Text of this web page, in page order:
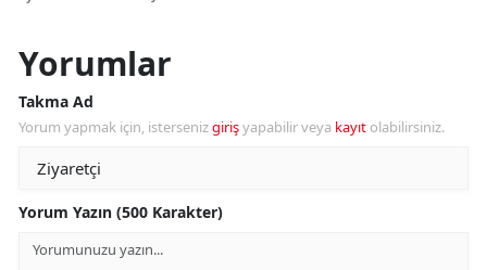
Yorumlar
Takma Ad
Yorum yapmak için, istersenizgirişyapabilir veya kayıt olabilirsiniz.
Yorum Yazın (500 Karakter)